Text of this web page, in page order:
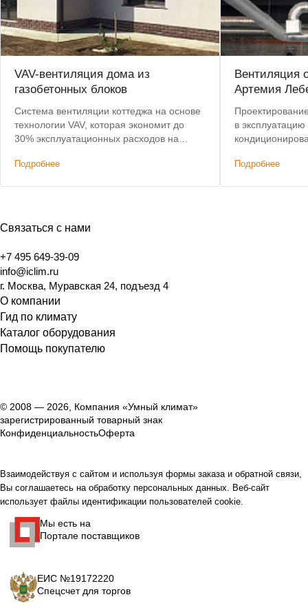
VAV-вентиляция дома из
газобетонных блоков
Система вентиляции коттеджа на основе
технологии VAV, которая экономит до
30% эксплуатационных расходов на
Подробнее
Вентиляция
Артемия
в
ККБ
Подробнее
Связаться с нами
+7 495 649-39-09
info@iclim.ru
г. Москва, Муравская 24, подъезд 4
О компании
Гид по климату
Каталог оборудования
Помощь покупателю
© 2008 — 2026, Компания «Умный климат»
зарегистрированный товарный знак
КонфиденциальностьОферта
Взаимодействуя с сайтом и используя формы заказа и обратной связи,
Вы соглашаетесь на обработку персональных данных. Веб-сайт
использует файлы идентификации пользователей cookie.
Мы есть на
Портале поставщиков
ЕИС №19172220
Спецсчет для торгов